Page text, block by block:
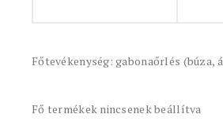
Főtevékenység: gabonaőrlés (búza,
Fő termékek nincsenek beállítva